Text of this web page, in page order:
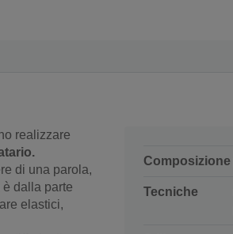
realizzare
di una parola,
dalla parte
elastici,
Composizione
Tecniche